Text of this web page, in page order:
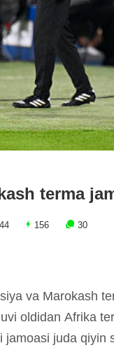
terma
156 30
va Marokash
oldidan Afrika
juda qiyin